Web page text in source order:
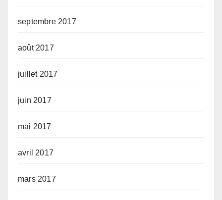
septembre 2017
août 2017
juillet 2017
juin 2017
mai 2017
avril 2017
mars 2017